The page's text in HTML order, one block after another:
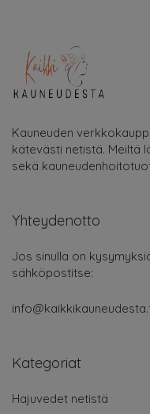
Kauneuden
kätevästi netistä. Meiltä
sekä
Yhteydenotto
Jos sinulla on
sähköpostitse:
Kategoriat
Hajuvedet netistä